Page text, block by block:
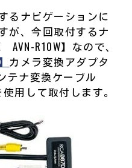
るナビゲーションに
が、今回取付するナ
AVN-R10W】なので、
カメラ変換アダプタ
テナ変換ケーブル
使用して取付します。